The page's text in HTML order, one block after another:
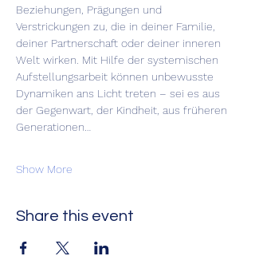
Beziehungen, Prägungen und
Verstrickungen zu, die in deiner Familie,
deiner Partnerschaft oder deiner inneren
Welt wirken. Mit Hilfe der systemischen
Aufstellungsarbeit können unbewusste
Dynamiken ans Licht treten – sei es aus
der Gegenwart, der Kindheit, aus früheren
Generationen…
Show More
Share this event